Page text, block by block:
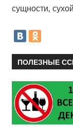
сущности,
ПОЛЕЗНЫЕ